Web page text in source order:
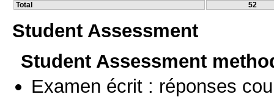
Total 52
Student Assessment
Student Assessment
Examen écrit : réponses